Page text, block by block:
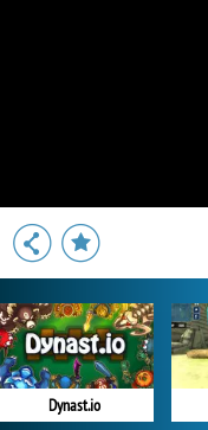
Dynast.io